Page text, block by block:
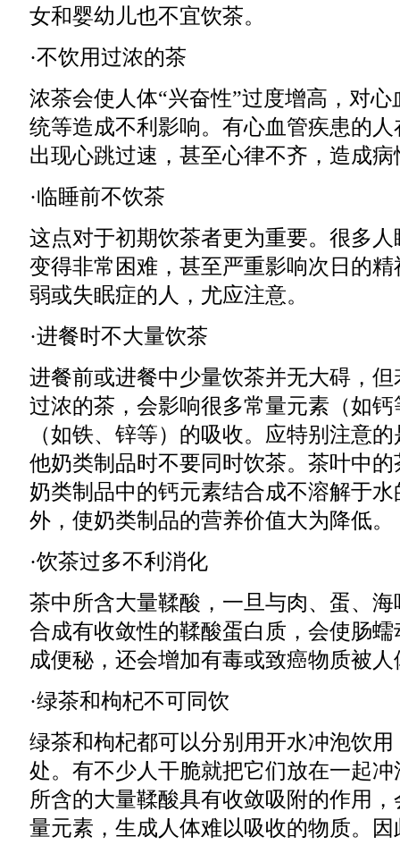
女和婴幼儿也不宜饮茶。
·不饮用过浓的茶
浓茶会使人体“兴奋性”过度增高，对
统等造成不利影响。有心血管疾患的
出现心跳过速，甚至心律不齐，造成病
·临睡前不饮茶
这点对于初期饮茶者更为重要。很多
变得非常困难，甚至严重影响次日的
弱或失眠症的人，尤应注意。
·进餐时不大量饮茶
进餐前或进餐中少量饮茶并无大碍，
过浓的茶，会影响很多常量元素（如
（如铁、锌等）的吸收。应特别注意
他奶类制品时不要同时饮茶。茶叶中
奶类制品中的钙元素结合成不溶解于
外，使奶类制品的营养价值大为降低。
·饮茶过多不利消化
茶中所含大量鞣酸，一旦与肉、蛋、
合成有收敛性的鞣酸蛋白质，会使肠
成便秘，还会增加有毒或致癌物质被
·绿茶和枸杞不可同饮
绿茶和枸杞都可以分别用开水冲泡饮
处。有不少人干脆就把它们放在一起
所含的大量鞣酸具有收敛吸附的作用
量元素，生成人体难以吸收的物质。